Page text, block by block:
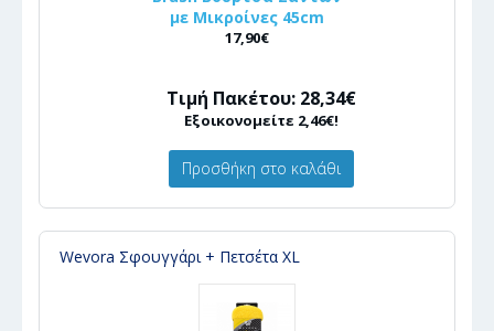
με Μικροίνες 45cm
17,90€
Τιμή Πακέτου: 28,34€
Εξοικονομείτε 2,46€!
Προσθήκη στο καλάθι
Wevora Σφουγγάρι + Πετσέτα XL